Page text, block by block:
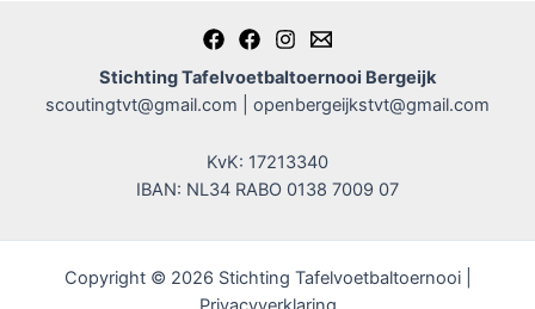
Stichting Tafelvoetbaltoernooi Bergeijk
scoutingtvt@gmail.com | openbergeijkstvt@gmail.com
KvK: 17213340
IBAN: NL34 RABO 0138 7009 07
Copyright © 2026 Stichting Tafelvoetbaltoernooi |